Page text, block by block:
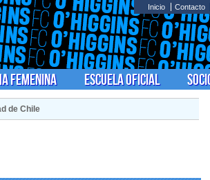
Inicio Contacto
Femenina Escuela Oficial
de Chile